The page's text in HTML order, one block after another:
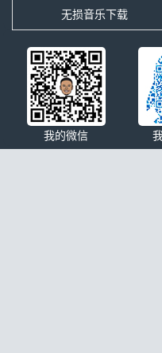
无损音乐下载
我的微信